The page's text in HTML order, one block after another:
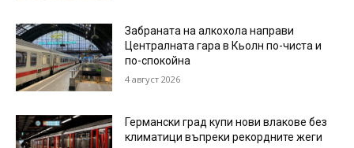
Забраната на алкохола направи
Централната гара в Кьолн по-чиста и
по-спокойна
4 август 2026
Германски град купи нови влакове без
климатици въпреки рекордните жеги